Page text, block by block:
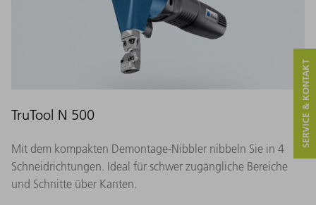
TruTool N 500
Mit dem kompakten Demontage-Nibbler nibbeln Sie in 4
Schneidrichtungen. Ideal für schwer zugängliche Bereiche
und Schnitte über Kanten.
SERVICE & KONTAKT